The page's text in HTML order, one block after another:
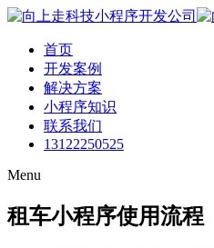
首页
开发案例
解决方案
小程序知识
联系我们
13122250525
Menu
租车小程序使用流程